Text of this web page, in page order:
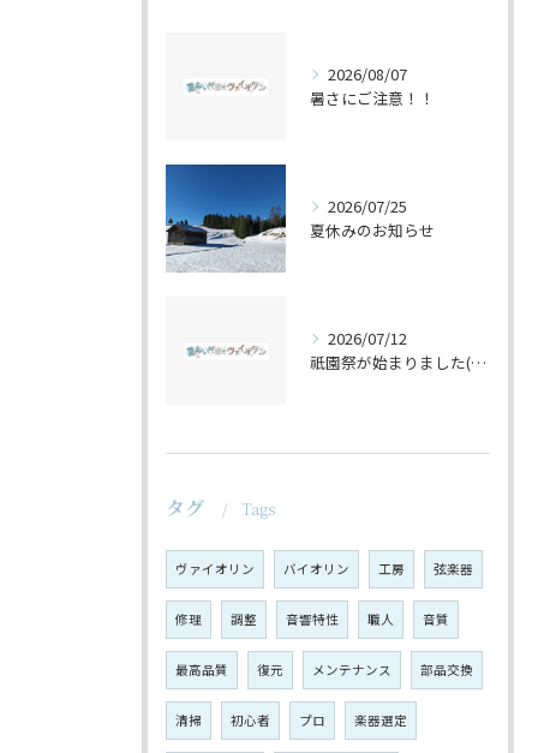
2026/08/07
暑さにご注意！！
2026/07/25
夏休みのお知らせ
2026/07/12
祇園祭が始まりました(^^♪
タグ Tags
ヴァイオリン バイオリン 工房 弦楽器
修理 調整 音響特性 職人 音質
最高品質 復元 メンテナンス 部品交換
清掃 初心者 プロ 楽器選定